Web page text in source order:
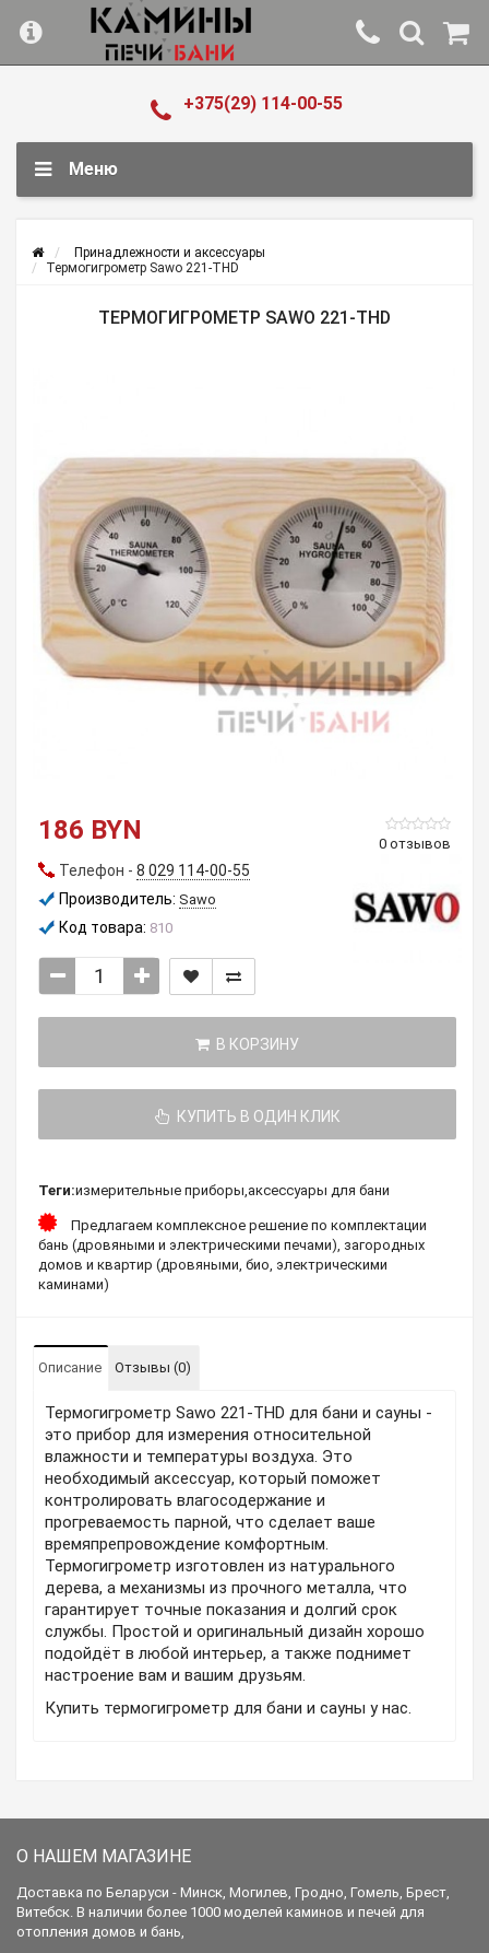
+375(29) 114-00-55
Меню
Принадлежности и аксессуары
Термогигрометр Sawo 221-THD
ТЕРМОГИГРОМЕТР SAWO 221-THD
0 отзывов
186 BYN
Телефон - 8 029 114-00-55
Производитель: Sawo
Код товара: 810
В КОРЗИНУ
КУПИТЬ В ОДИН КЛИК
Теги:измерительные приборы,аксессуары для бани
Предлагаем комплексное решение по комплектации
бань (дровяными и электрическими печами), загородных
домов и квартир (дровяными, био, электрическими
каминами)
Описание Отзывы (0)
Термогигрометр Sawo 221-THD для бани и сауны -
это прибор для измерения относительной
влажности и температуры воздуха. Это
необходимый аксессуар, который поможет
контролировать влагосодержание и
прогреваемость парной, что сделает ваше
времяпрепровождение комфортным.
Термогигрометр изготовлен из натурального
дерева, а механизмы из прочного металла, что
гарантирует точные показания и долгий срок
службы. Простой и оригинальный дизайн хорошо
подойдёт в любой интерьер, а также поднимет
настроение вам и вашим друзьям.
Купить термогигрометр для бани и сауны у нас.
О НАШЕМ МАГАЗИНЕ
Доставка по Беларуси - Минск, Могилев, Гродно, Гомель, Брест,
Витебск. В наличии более 1000 моделей каминов и печей для
отопления домов и бань,